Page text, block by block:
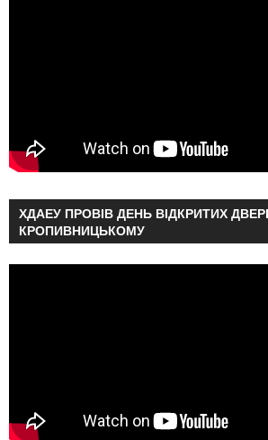
ХДАЕУ ПРОВІВ ДЕНЬ ВІДКРИТИХ
КРОПИВНИЦЬКОМУ